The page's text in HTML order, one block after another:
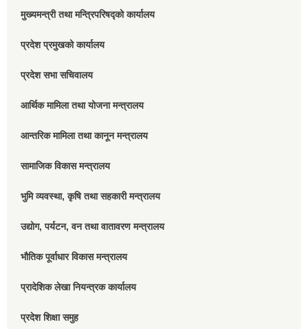
मुख्यमन्त्री तथा मन्त्रिपरिषद्को कार्यालय
प्रदेश प्रमुखको कार्यालय
प्रदेश सभा सचिवालय
आर्थिक मामिला तथा योजना मन्त्रालय
आन्तरिक मामिला तथा कानून मन्त्रालय
सामाजिक विकास मन्त्रालय
भुमि व्यवस्था, कृषि तथा सहकारी मन्त्रालय
उद्योग, पर्यटन, वन तथा वातावरण मन्त्रालय
भौतिक पूर्वाधार विकास मन्त्रालय
प्रादेशिक लेखा नियन्त्रक कार्यालय
प्रदेश शिक्षा समुह